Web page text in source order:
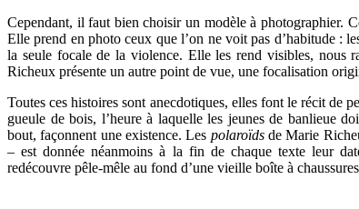
Cependant, il faut bien choisir un modèle à photographier.
Elle prend en photo ceux que l’on ne voit pas d’habitude :
la seule focale de la violence. Elle les rend visibles, nous
Richeux présente un autre point de vue, une focalisation
Toutes ces histoires sont anecdotiques, elles font le récit de
gueule de bois, l’heure à laquelle les jeunes de banlieue
bout, façonnent une existence. Les polaroïdsde Marie
– est donnée néanmoins à la fin de chaque texte leur
redécouvre pêle-mêle au fond d’une vieille boîte à